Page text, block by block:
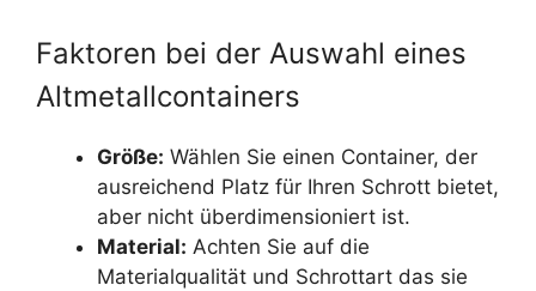
Faktoren bei der Auswahl eines
Altmetallcontainers
Größe: Wählen Sie einen Container, der
ausreichend Platz für Ihren Schrott bietet,
aber nicht überdimensioniert ist.
Material: Achten Sie auf die
Materialqualität und Schrottart das sie